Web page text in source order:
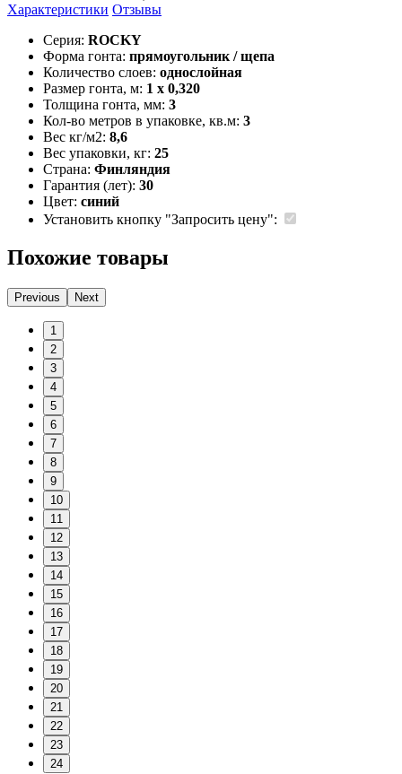
Характеристики Отзывы
Серия: ROCKY
Форма гонта: прямоугольник / щепа
Количество слоев: однослойная
Размер гонта, м: 1 x 0,320
Толщина гонта, мм: 3
Кол-во метров в упаковке, кв.м: 3
Вес кг/м2: 8,6
Вес упаковки, кг: 25
Страна: Финляндия
Гарантия (лет): 30
Цвет: синий
Установить кнопку "Запросить цену":
Похожие товары
Previous Next
1
2
3
4
5
6
7
8
9
10
11
12
13
14
15
16
17
18
19
20
21
22
23
24